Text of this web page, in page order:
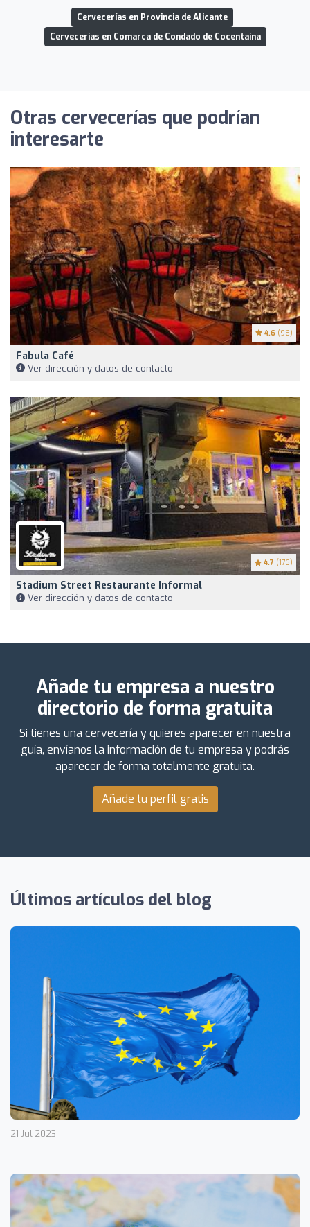
Cervecerías en Provincia de Alicante
Cervecerías en Comarca de Condado de Cocentaina
Otras cervecerías que podrían
interesarte
4.6 (96)
Fabula Café
Ver dirección y datos de contacto
4.7 (176)
Stadium Street Restaurante Informal
Ver dirección y datos de contacto
Añade tu empresa a nuestro
directorio de forma gratuita
Si tienes una cervecería y quieres aparecer en nuestra
guía, envíanos la información de tu empresa y podrás
aparecer de forma totalmente gratuita.
Añade tu perfil gratis
Últimos artículos del blog
21 Jul 2023